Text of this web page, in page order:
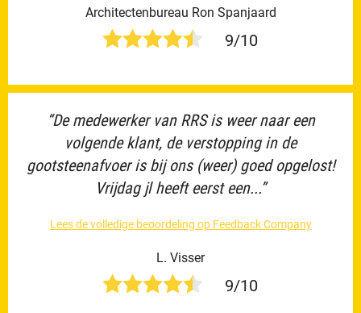
Architectenbureau Ron Spanjaard
9/10
“De medewerker van RRS is weer naar een
volgende klant, de verstopping in de
gootsteenafvoer is bij ons (weer) goed opgelost!
Vrijdag jl heeft eerst een...”
Lees de volledige beoordeling op Feedback Company
L. Visser
9/10